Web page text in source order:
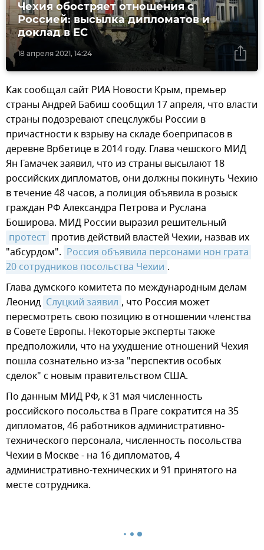
18 апреля 2021, 14:24
Чехия обостряет отношения с
Россией: высылка дипломатов и
доклад в ЕС
Как сообщал сайт РИА Новости Крым, премьер
страны Андрей Бабиш сообщил 17 апреля, что власти
страны подозревают спецслужбы России в
причастности к взрыву на складе боеприпасов в
деревне Врбетице в 2014 году. Глава чешского МИД
Ян Гамачек заявил, что из страны высылают 18
российских дипломатов, они должны покинуть Чехию
в течение 48 часов, а полиция объявила в розыск
граждан РФ Александра Петрова и Руслана
Боширова. МИД России выразил решительный
протест против действий властей Чехии, назвав их
"абсурдом". Россия объявила персонами нон грата
20 сотрудников посольства Чехии .
Глава думского комитета по международным делам
Леонид Слуцкий заявил , что Россия может
пересмотреть свою позицию в отношении членства
в Совете Европы. Некоторые эксперты также
предположили, что на ухудшение отношений Чехия
пошла сознательно из-за "перспектив особых
сделок" с новым правительством США.
По данным МИД РФ, к 31 мая численность
российского посольства в Праге сократится на 35
дипломатов, 46 работников административно-
технического персонала, численность посольства
Чехии в Москве - на 16 дипломатов, 4
административно-технических и 91 принятого на
месте сотрудника.